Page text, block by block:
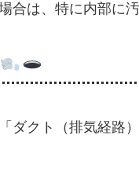
合は、特に内部に
ダクト（排気経路